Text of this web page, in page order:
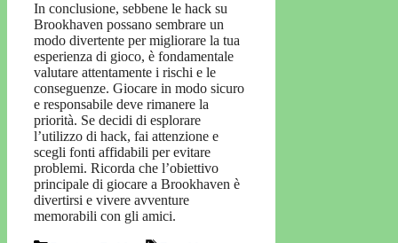
In conclusione, sebbene le hack su
Brookhaven possano sembrare un
modo divertente per migliorare la tua
esperienza di gioco, è fondamentale
valutare attentamente i rischi e le
conseguenze. Giocare in modo sicuro
e responsabile deve rimanere la
priorità. Se decidi di esplorare
l’utilizzo di hack, fai attenzione e
scegli fonti affidabili per evitare
problemi. Ricorda che l’obiettivo
principale di giocare a Brookhaven è
divertirsi e vivere avventure
memorabili con gli amici.